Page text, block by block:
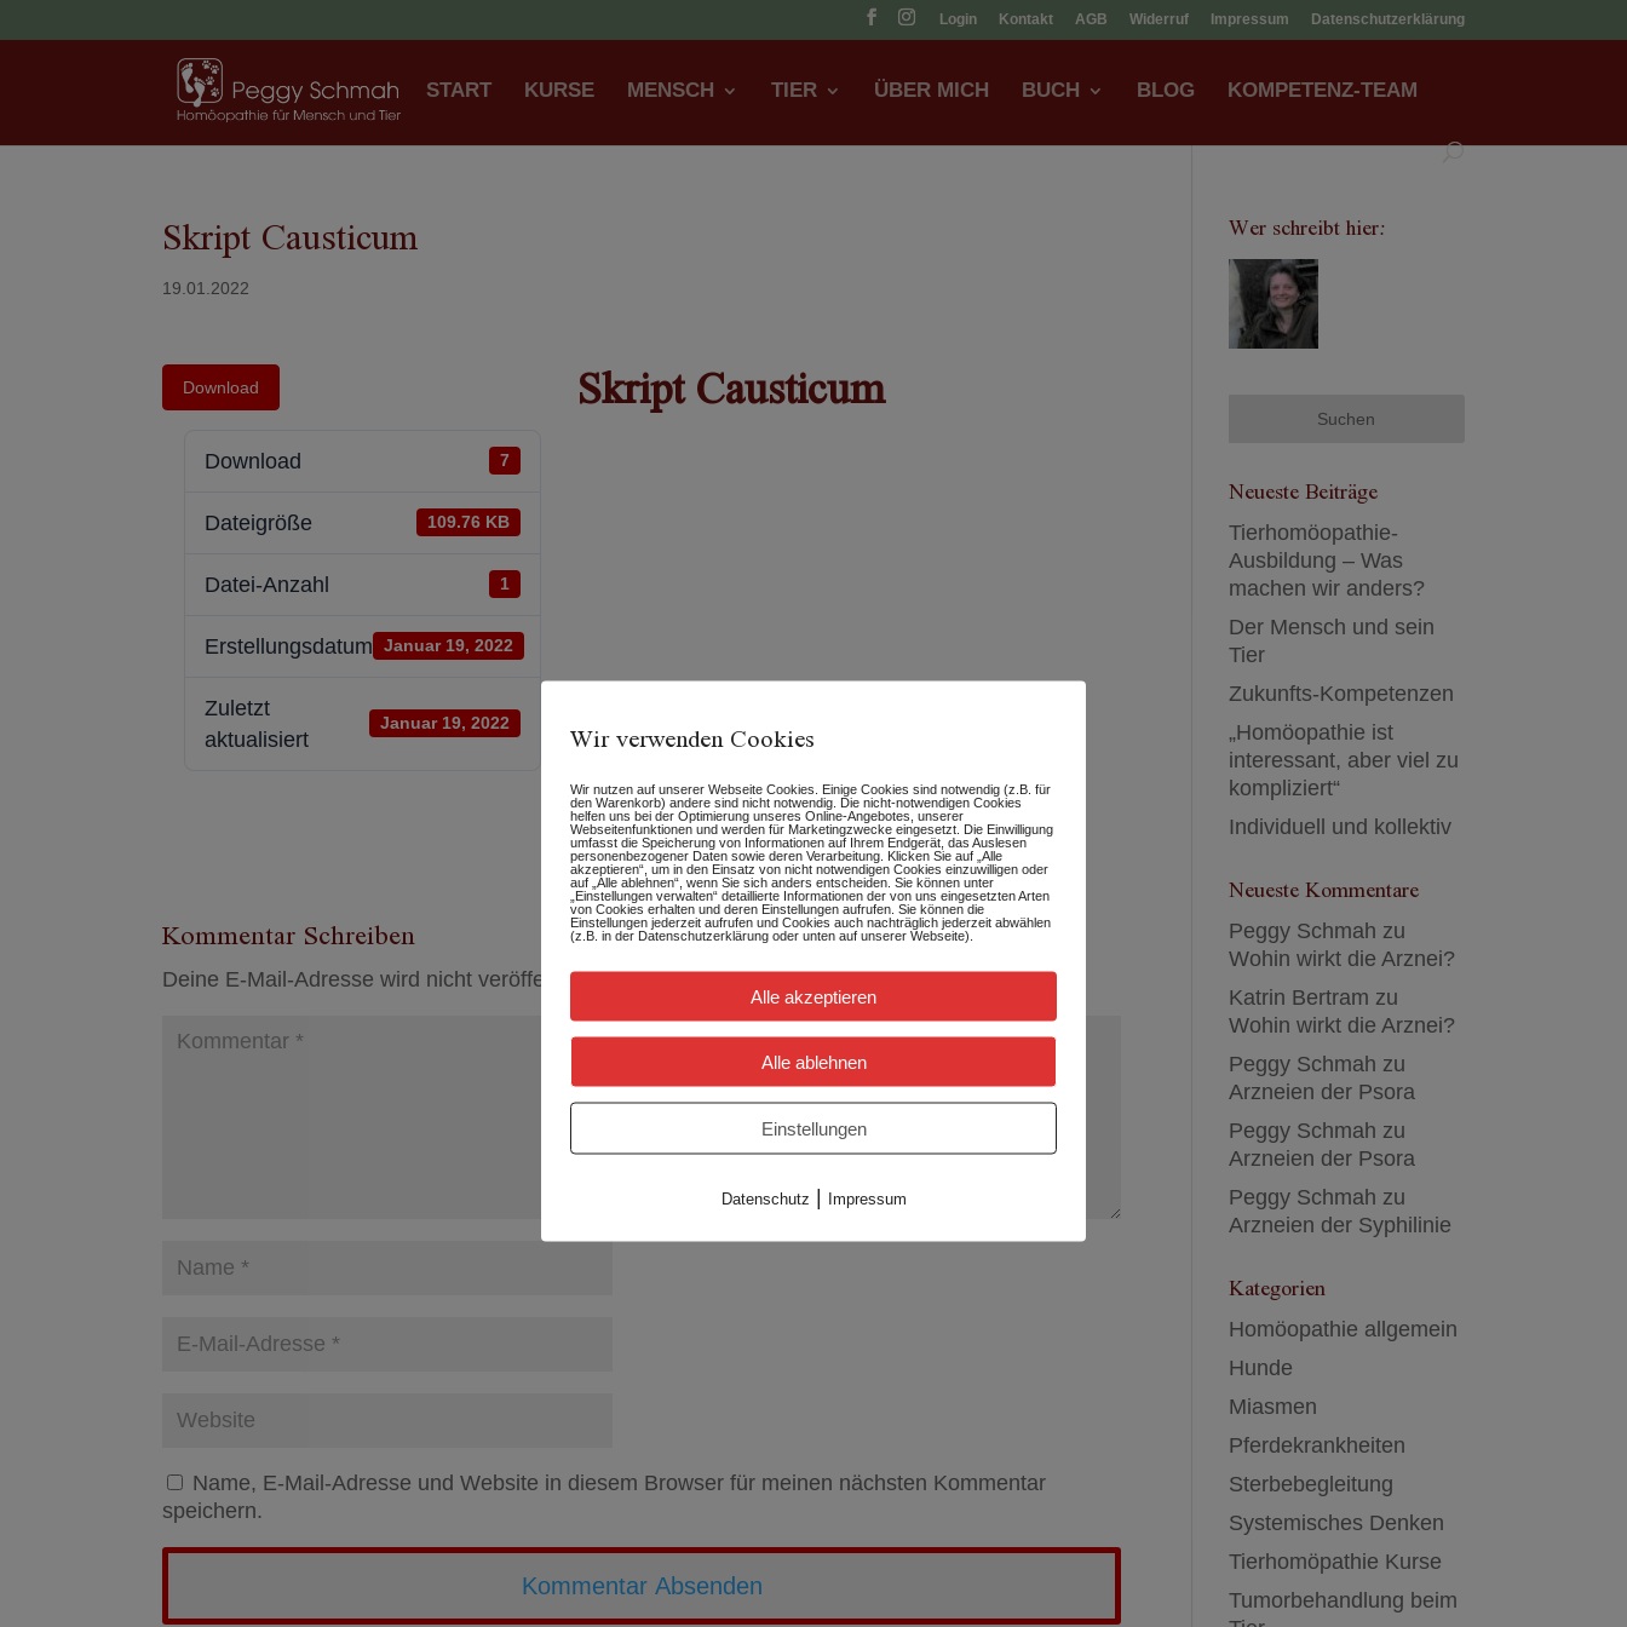
Login Kontakt AGB Widerruf Impressum Datenschutzerklärung
START KURSE MENSCH TIER ÜBER MICH BUCH BLOG KOMPETENZ-TEAM
Skript Causticum
19.01.2022
Download
Download 7
Dateigröße 109.76 KB
Datei-Anzahl 1
Erstellungsdatum Januar 19, 2022
Zuletzt
aktualisiert
Januar 19, 2022
Skript Causticum
Kommentar Schreiben
Deine E-Mail-Adresse wird nicht veröffentlicht. Erforderliche Felder sind mit*markiert
Name, E-Mail-Adresse und Website in diesem Browser für meinen nächsten Kommentar
speichern.
Wer schreibt hier:
Neueste Beiträge
Tierhomöopathie-
Ausbildung – Was
machen wir anders?
Der Mensch und sein
Tier
Zukunfts-Kompetenzen
„Homöopathie ist
interessant, aber viel zu
kompliziert“
Individuell und kollektiv
Neueste Kommentare
Peggy Schmah zu
Wohin wirkt die Arznei?
Katrin Bertram zu
Wohin wirkt die Arznei?
Peggy Schmah zu
Arzneien der Psora
Peggy Schmah zu
Arzneien der Psora
Peggy Schmah zu
Arzneien der Syphilinie
Kategorien
Homöopathie allgemein
Hunde
Miasmen
Pferdekrankheiten
Sterbebegleitung
Systemisches Denken
Tierhomöpathie Kurse
Tumorbehandlung beim
Wir verwenden Cookies
Wir nutzen auf unserer Webseite Cookies. Einige Cookies sind notwendig (z.B. für
den Warenkorb) andere sind nicht notwendig. Die nicht-notwendigen Cookies
helfen uns bei der Optimierung unseres Online-Angebotes, unserer
Webseitenfunktionen und werden für Marketingzwecke eingesetzt. Die Einwilligung
umfasst die Speicherung von Informationen auf Ihrem Endgerät, das Auslesen
personenbezogener Daten sowie deren Verarbeitung. Klicken Sie auf „Alle
akzeptieren“, um in den Einsatz von nicht notwendigen Cookies einzuwilligen oder
auf „Alle ablehnen“, wenn Sie sich anders entscheiden. Sie können unter
„Einstellungen verwalten“ detaillierte Informationen der von uns eingesetzten Arten
von Cookies erhalten und deren Einstellungen aufrufen. Sie können die
Einstellungen jederzeit aufrufen und Cookies auch nachträglich jederzeit abwählen
(z.B. in der Datenschutzerklärung oder unten auf unserer Webseite).
Alle akzeptieren
Alle ablehnen
Einstellungen
Datenschutz | Impressum